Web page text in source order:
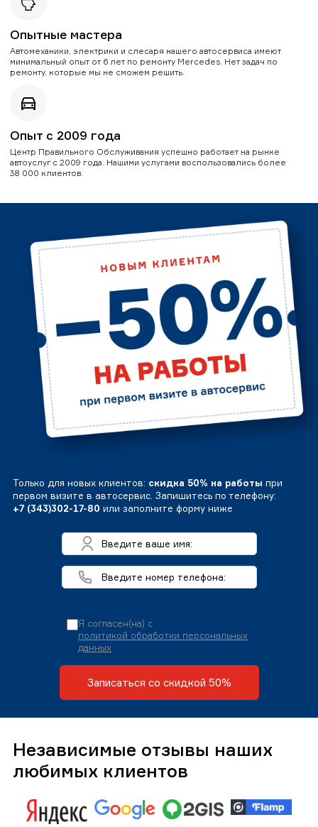
Опытные мастера
Автомеханики, электрики и слесаря нашего автосервиса имеют
минимальный опыт от 6 лет по ремонту Mercedes. Нет задач по
ремонту, которые мы не сможем решить.
Опыт с 2009 года
Центр Правильного Обслуживания успешно работает на рынке
автоуслуг с 2009 года. Нашими услугами воспользовались более
38 000 клиентов.
Только для новых клиентов: скидка 50% на работы при
первом визите в автосервис. Запишитесь по телефону:
+7 (343)302-17-80 или заполните форму ниже
Я согласен(на) с
политикой обработки персональных
данных
Записаться со скидкой 50%
Независимые отзывы наших
любимых клиентов